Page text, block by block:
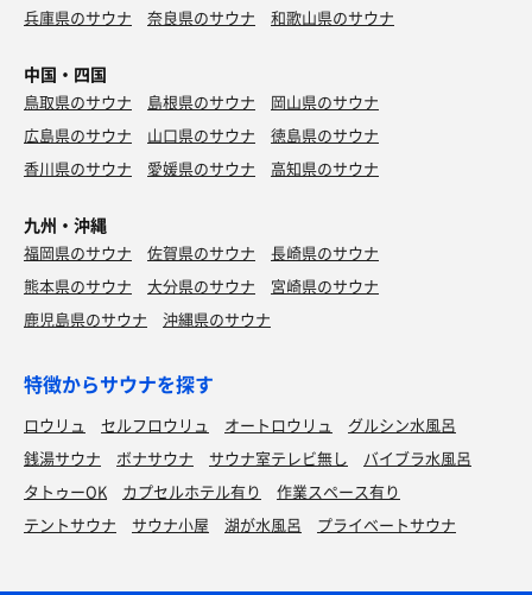
兵庫県のサウナ 奈良県のサウナ 和歌山県のサウナ
中国・四国
鳥取県のサウナ 島根県のサウナ
岡山県のサウナ
広島県のサウナ
山口県のサウナ
徳島県のサウナ
香川県のサウナ
愛媛県のサウナ 高知県のサウナ
九州・沖縄
福岡県のサウナ 佐賀県のサウナ
長崎県のサウナ
熊本県のサウナ
大分県のサウナ
宮崎県のサウナ
鹿児島県のサウナ
沖縄県のサウナ
特徴からサウナを探す
ロウリュ セルフロウリュ オートロウリュ
グルシン水風呂
銭湯サウナ
ボナサウナ サウナ室テレビ無し
バイブラ水風呂
タトゥーOK
カプセルホテル有り
作業スペース有り
テントサウナ
サウナ小屋 湖が水風呂 プライベートサウナ